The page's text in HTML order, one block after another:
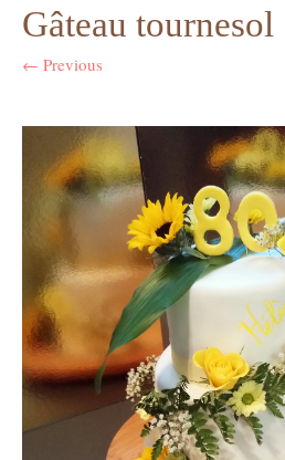
Gâteau tournesol
← Previous